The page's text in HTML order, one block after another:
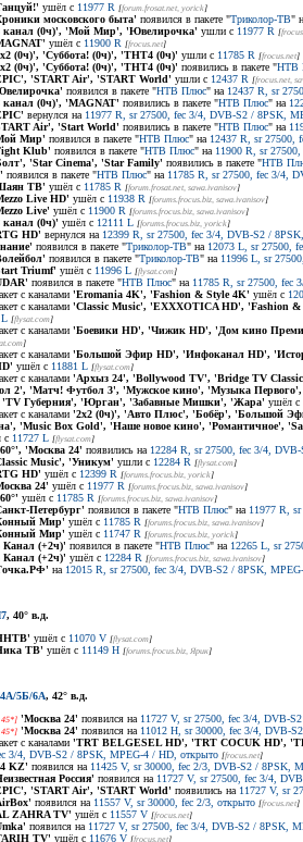
ушёл с 11977 R [forum.frosat.net, yorick]
московского быта' появился в пакете "Триколор-ТВ"
канал (0ч)', 'Мой Мир', 'Ювелирочка' ушли с 11977 R [
ушёл с 11900 R [frocus.net]
(0ч)', 'Суббота! (0ч)', 'ТНТ4 (0ч)' ушли с 11785 R [frocus.net]
(0ч)', 'Суббота! (0ч)', 'ТНТ4 (0ч)' появились в пакете "НТВ
'START Air', 'START World' ушли с 12437 R [frocus.net,
появился в пакете "НТВ Плюс" на 12437 R, sr
канал (0ч)', 'MAGNAT' появились в пакете "НТВ Плюс" на
вернулся на 11977 R, sr 27500, fec 3/4, DVB-S2 / 8PSK,
Air', 'Start World' появились в пакете "НТВ Плюс" на
Мир' появился в пакете "НТВ Плюс" на 12437 R, sr 27500,
Klub' появился в пакете "НТВ Плюс" на 11900 R, sr
'Star Cinema', 'Star Family' появились в пакете "НТВ
появился в пакете "НТВ Плюс" на 11785 R, sr 27500, fec 3/4,
ТВ' ушёл с 11785 R [forum.frosat.net, sawa.ivanisov]
Live HD' ушёл с 11938 R [forums.frocus.biz, sawa.ivanisov]
Live' ушёл с 11900 R [forums.frocus.biz, sawa.ivanisov]
канал (0ч)' ушёл с 12111 L [forums.frocus.biz, yorick]
HD' вернулся на 12399 R, sr 27500, fec 3/4, DVB-S2 /
появился в пакете "Триколор-ТВ" на 12073 L, sr 27500,
появился в пакете "Триколор-ТВ" на 11996 L, sr
Triumf' ушёл с 11996 L [flysat.com]
появился в пакете "НТВ Плюс" на 11785 R, sr 27500, fec
с каналами 'Eromania 4K', 'Fashion & Style 4K' ушёл с
с каналами 'Classic Music', 'EXXXOTICA HD', 'Fashion &
L [flysat.com]
с каналами 'Боевики HD', 'Чижик HD', 'Дом кино
]
с каналами 'Большой Эфир HD', 'Инфоканал HD',
ушёл с 11881 L [flysat.com]
с каналами 'Архыз 24', 'Bollywood TV', 'Bridge TV
2', 'Матч! Футбол 3', 'Мужское кино', 'Музыка
'TV Губерния', 'Юрган', 'Забавные Мишки', 'Жара' ушёл с
с каналами '2x2 (0ч)', 'Авто Плюс', 'Бобёр', 'Большой
'Music Box Gold', 'Наше новое кино', 'Романтичное',
с 11727 L [flysat.com]
'Москва 24' появились на 12284 R, sr 27500, fec 3/4,
Music', 'Уникум' ушли с 12284 R [flysat.com]
HD' ушёл с 12399 R [forums.frocus.biz, yorick]
24' ушёл с 11977 R [forums.frocus.biz, sawa.ivanisov]
ушёл с 11785 R [forums.frocus.biz, sawa.ivanisov]
Петербург' появился в пакете "НТВ Плюс" на 11977 R,
Мир' ушёл с 11785 R [forums.frocus.biz, sawa.ivanisov]
Мир' ушёл с 11747 R [forums.frocus.biz, yorick]
Канал (+2ч)' появился в пакете "НТВ Плюс" на 12265 L, sr
Канал (+2ч)' ушёл с 12284 R [forums.frocus.biz, sawa.ivanisov]
на 12015 R, sr 27500, fec 3/4, DVB-S2 / 8PSK, MPEG-
, 40° в.д.
ушёл с 11070 V [flysat.com]
ТВ' ушёл с 11149 H [forums.frocus.biz, Ярик]
5Б/6A, 42° в.д.
'Москва 24' появился на 11727 V, sr 27500, fec 3/4, DVB-
'Москва 24' появился на 11012 H, sr 30000, fec 3/4, DVB-
с каналами 'TRT BELGESEL HD', 'TRT COCUK HD',
3/4, DVB-S2 / 8PSK, MPEG-4 / HD, открыто [frocus.net]
KZ' появился на 11425 V, sr 30000, fec 2/3, DVB-S2 / 8PSK,
Россия' появился на 11727 V, sr 27500, fec 3/4,
'START Air', 'START World' появились на 11727 V, sr
появился на 11557 V, sr 30000, fec 2/3, открыто [frocus.net]
ZAHRA TV' ушёл с 11557 V [frocus.net]
появился на 11727 V, sr 27500, fec 3/4, DVB-S2 / 8PSK,
TV' ушёл с 11676 V [frocus.net]